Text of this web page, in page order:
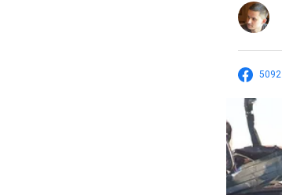
5092